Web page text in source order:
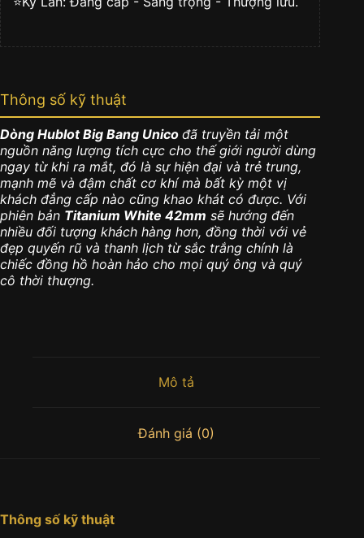
Thông số kỹ thuật
Dòng Hublot Big Bang Unico đã truyền tải một
nguồn năng lượng tích cực cho thế giới người dùng
ngay từ khi ra mắt, đó là sự hiện đại và trẻ trung,
mạnh mẽ và đậm chất cơ khí mà bất kỳ một vị
khách đẳng cấp nào cũng khao khát có được. Với
phiên bản Titanium White 42mm sẽ hướng đến
nhiều đối tượng khách hàng hơn, đồng thời với vẻ
đẹp quyến rũ và thanh lịch từ sắc trắng chính là
chiếc đồng hồ hoàn hảo cho mọi quý ông và quý
cô thời thượng.
Mô tả
Đánh giá (0)
Thông số kỹ thuật